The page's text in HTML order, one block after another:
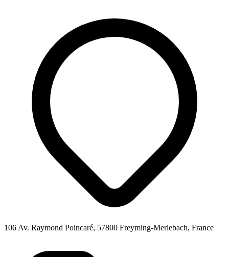
106 Av. Raymond Poincaré, 57800 Freyming-Merlebach, France